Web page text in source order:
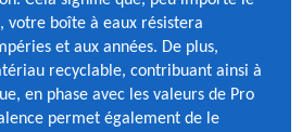
votre boîte à eaux résistera
et aux années. De plus,
recyclable, contribuant ainsi à
en phase avec les valeurs de Pro
permet également de le